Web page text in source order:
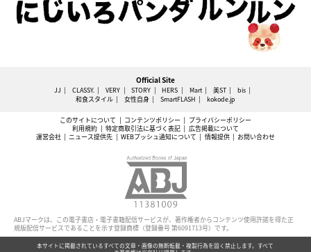
Official Site
JJ CLASSY. VERY STORY HERS Mart 美ST
bis
和食スタイル
女性自身 SmartFLASH kokode.jp
このサイトについて コンテンツポリシー
プライバシーポリシー
利用規約
特定商取引法に基づく表記
広告掲載について
運営会社
ニュース提供先 WEBプッシュ通知について 情報提供 お問い合わせ
ABJマークは、この電子書店・電子書籍配信サービスが、著作権者からコンテンツ使用許諾を得た正
規版配信サービスであることを示す登録商標（登録番号 第6091713号）です。
本サイトに掲載されているすべての文章・画像の無断転載・複製行為を固く禁止します。すべて